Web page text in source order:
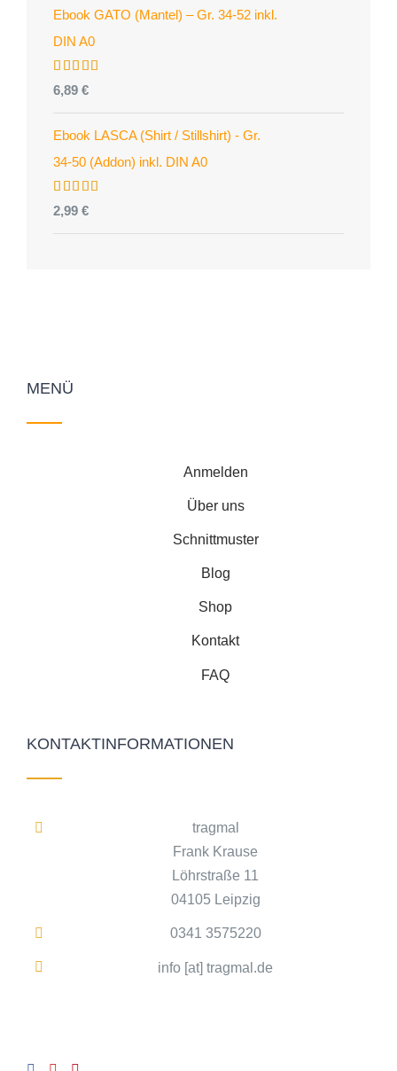
Ebook GATO (Mantel) – Gr. 34-52 inkl.
DIN A0
Bewertet
mit5.00
von 5
6,89 €
Ebook LASCA (Shirt / Stillshirt) - Gr.
34-50 (Addon) inkl. DIN A0
Bewertet
mit5.00
von 5
2,99 €
MENÜ
Anmelden
Über uns
Schnittmuster
Blog
Shop
Kontakt
FAQ
KONTAKTINFORMATIONEN
tragmal
Frank Krause
Löhrstraße 11
04105 Leipzig
0341 3575220
info [at] tragmal.de